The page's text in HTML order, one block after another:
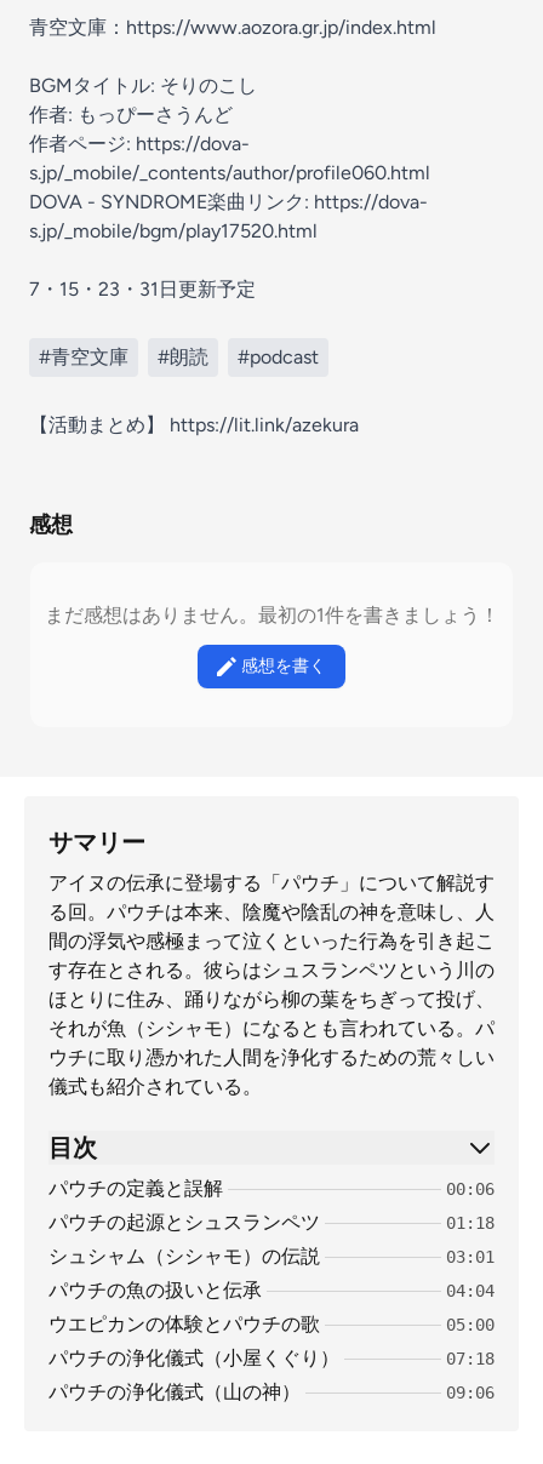
青空文庫：https://www.aozora.gr.jp/index.html
BGMタイトル: そりのこし
作者: もっぴーさうんど
作者ページ: https://dova-
s.jp/_mobile/_contents/author/profile060.html
DOVA - SYNDROME楽曲リンク: https://dova-
s.jp/_mobile/bgm/play17520.html
7・15・23・31日更新予定
#青空文庫 #朗読 #podcast
【活動まとめ】 https://lit.link/azekura
感想
まだ感想はありません。最初の1件を書きましょう！
感想を書く
サマリー
アイヌの伝承に登場する「パウチ」について解説す
る回。パウチは本来、陰魔や陰乱の神を意味し、人
間の浮気や感極まって泣くといった行為を引き起こ
す存在とされる。彼らはシュスランペツという川の
ほとりに住み、踊りながら柳の葉をちぎって投げ、
それが魚（シシャモ）になるとも言われている。パ
ウチに取り憑かれた人間を浄化するための荒々しい
儀式も紹介されている。
目次
パウチの定義と誤解 00:06
パウチの起源とシュスランペツ 01:18
シュシャム（シシャモ）の伝説 03:01
パウチの魚の扱いと伝承 04:04
ウエピカンの体験とパウチの歌 05:00
パウチの浄化儀式（小屋くぐり） 07:18
パウチの浄化儀式（山の神） 09:06